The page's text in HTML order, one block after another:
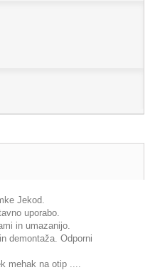
Jekod.
uporabo.
in umazanijo.
demontaža. Odporni
mehak na otip ....